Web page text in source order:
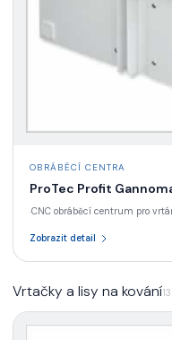
OBRÁBĚCÍ CENTRA
ProTec Profit
·CNC obráběcí centrum pro
Zobrazit detail
Vrtačky a lisy na kování13